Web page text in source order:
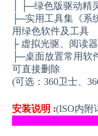
│ ├─绿色版驱动精
├─实用工具集《系
用绿色软件及工具
├ 虚拟光驱、阅读
├─桌面放置常用软
可直接删除
(可选：360卫士、
安装说明 :(ISO内附